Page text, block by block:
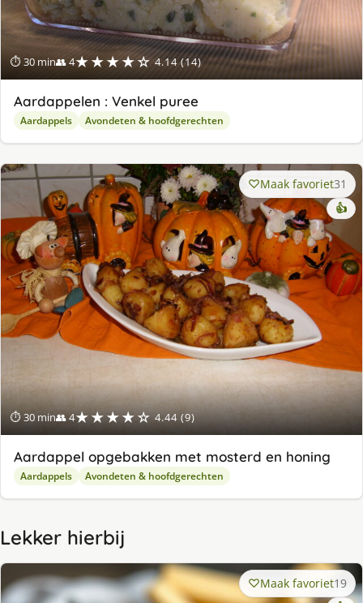
⏱ 30 min👥 4★★★★☆ 4.14 (14)
Aardappelen : Venkel puree
Aardappels Avondeten & hoofdgerechten
⏱ 30 min👥 4★★★★☆ 4.44 (9)
Maak favoriet31
👍
Aardappel opgebakken met mosterd en honing
Aardappels Avondeten & hoofdgerechten
Lekker hierbij
Maak favoriet19